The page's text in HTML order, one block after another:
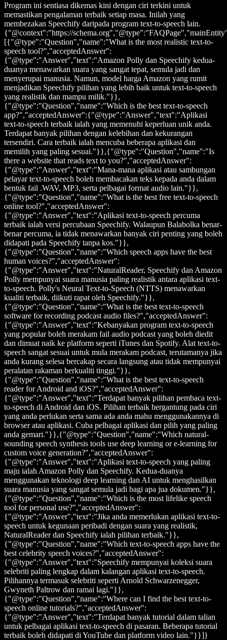
Program ini sentiasa dikemas kini dengan ciri terkini untuk
memastikan pengalaman terbaik setiap masa. Inilah yang
membezakan Speechify daripada program text-to-speech lain.
{"@context":"https://
[{"@type":"Question","name":"What is the most realistic text-to-
speech tool?","acceptedAnswer":
{"@type":"Answer","text":"Amazon Polly dan Speechify kedua-
duanya menawarkan suara yang sangat tepat, semula jadi dan
menyerupai manusia. Namun, model harga Amazon yang rumit
menjadikan Speechify pilihan yang lebih baik untuk text-to-speech
yang realistik dan mampu milik."}},
{"@type":"Question","name":"Which is the best text-to-speech
app?","acceptedAnswer":{"@type":"Answer","text":"Aplikasi
text-to-speech terbaik ialah yang memenuhi keperluan unik anda.
Terdapat banyak pilihan dengan kelebihan dan kekurangan
tersendiri. Cara terbaik ialah mencuba beberapa aplikasi dan
memilih yang paling sesuai."}},{"@type":"Question","name":"Is
there a website that reads text to you?","acceptedAnswer":
{"@type":"Answer","text":"Mana-mana aplikasi atau sambungan
pelayar text-to-speech boleh membacakan teks kepada anda dalam
bentuk fail .WAV, MP3, serta pelbagai format audio lain."}},
{"@type":"Question","name":"What is the best free text-to-speech
online tool?","acceptedAnswer":
{"@type":"Answer","text":"Aplikasi text-to-speech percuma
terbaik ialah versi percubaan Speechify. Walaupun Balabolka benar-
benar percuma, ia tidak menawarkan banyak ciri penting yang boleh
didapati pada Speechify tanpa kos."}},
{"@type":"Question","name":"Which speech apps have the best
human voices?","acceptedAnswer":
{"@type":"Answer","text":"NaturalReader, Speechify dan Amazon
Polly mempunyai suara manusia paling realistik antara aplikasi text-
to-speech. Polly's Neural Text-to-Speech (NTTS) menawarkan
kualiti terbaik, diikuti rapat oleh Speechify."}},
{"@type":"Question","name":"What is the best text-to-speech
software for recording podcast audio files?","acceptedAnswer":
{"@type":"Answer","text":"Kebanyakan program text-to-speech
yang popular boleh merakam fail audio podcast yang boleh diedit
dan dimuat naik ke platform seperti iTunes dan Spotify. Alat text-to-
speech sangat sesuai untuk mula merakam podcast, terutamanya jika
anda kurang selesa bercakap secara langsung atau tidak mempunyai
peralatan rakaman berkualiti tinggi."}},
{"@type":"Question","name":"What is the best text-to-speech
reader for Android and iOS?","acceptedAnswer":
{"@type":"Answer","text":"Terdapat banyak pilihan pembaca text-
to-speech di Android dan iOS. Pilihan terbaik bergantung pada ciri
yang anda perlukan serta sama ada anda mahu menggunakannya di
browser atau aplikasi. Cuba pelbagai aplikasi dan pilih yang paling
anda gemari."}},{"@type":"Question","name":"Which natural-
sounding speech synthesis tools use deep learning or e-learning for
custom voice generation?","acceptedAnswer":
{"@type":"Answer","text":"Aplikasi text-to-speech yang paling
maju ialah Amazon Polly dan Speechify. Kedua-duanya
menggunakan teknologi deep learning dan AI untuk menghasilkan
suara manusia yang sangat semula jadi bagi apa jua dokumen."}},
{"@type":"Question","name":"Which is the most lifelike speech
tool for personal use?","acceptedAnswer":
{"@type":"Answer","text":"Jika anda memerlukan aplikasi text-to-
speech untuk kegunaan peribadi dengan suara yang realistik,
NaturalReader dan Speechify ialah pilihan terbaik."}},
{"@type":"Question","name":"Which text-to-speech apps have the
best celebrity speech voices?","acceptedAnswer":
{"@type":"Answer","text":"Speechify mempunyai koleksi suara
selebriti paling lengkap dalam kalangan aplikasi text-to-speech.
Pilihannya termasuk selebriti seperti Arnold Schwarzenegger,
Gwyneth Paltrow dan ramai lagi."}},
{"@type":"Question","name":"Where can I find the best text-to-
speech online tutorials?","acceptedAnswer":
{"@type":"Answer","text":"Terdapat banyak tutorial dalam talian
untuk pelbagai aplikasi text-to-speech di pasaran. Beberapa tutorial
terbaik boleh didapati di YouTube dan platform video lain."}}]}